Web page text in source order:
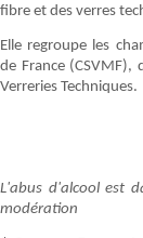
fibre et des verres
Elle regroupe les
de France (CSVMF),
Verreries Techniques.
L'abus d'alcool est
modération